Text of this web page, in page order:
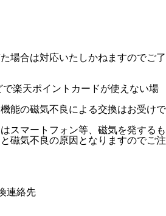
場合は対応いたしかねますのでご了
で楽天ポイントカードが使えない場
能の磁気不良による交換はお受けで
スマートフォン等、磁気を発するも
磁気不良の原因となりますのでご注
連絡先